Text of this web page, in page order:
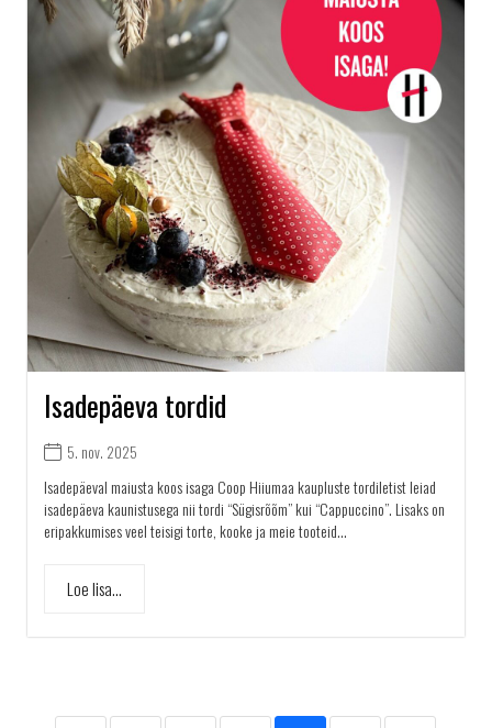
Isadepäeva tordid
5. nov. 2025
Isadepäeval maiusta koos isaga Coop Hiiumaa kaupluste tordiletist leiad
isadepäeva kaunistusega nii tordi “Sügisrõõm” kui “Cappuccino”. Lisaks on
eripakkumises veel teisigi torte, kooke ja meie tooteid...
Loe lisa...